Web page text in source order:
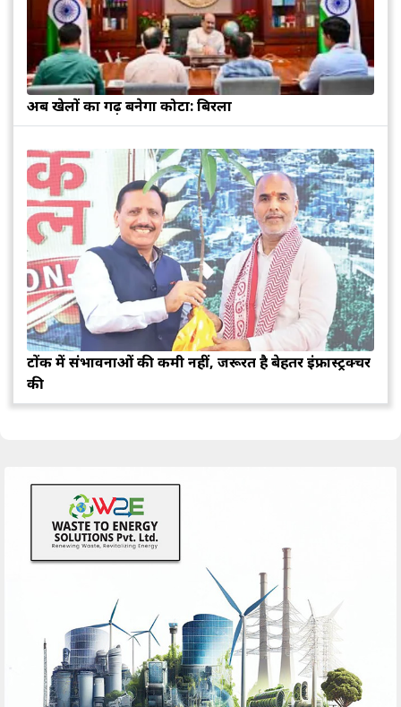
अब खेलों का गढ़ बनेगा कोटा: बिरला
टोंक में संभावनाओं की कमी नहीं, जरूरत है बेहतर इंफ्रास्ट्रक्चर
की